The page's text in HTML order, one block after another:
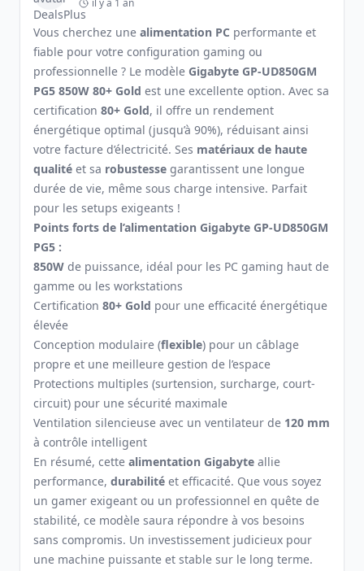
il y a 1 an
Vous cherchez une alimentation PC performante et
fiable pour votre configuration gaming ou
professionnelle ? Le modèle Gigabyte GP-UD850GM
PG5 850W 80+ Gold est une excellente option. Avec sa
certification 80+ Gold, il offre un rendement
énergétique optimal (jusqu’à 90%), réduisant ainsi
votre facture d’électricité. Ses matériaux de haute
qualité et sa robustesse garantissent une longue
durée de vie, même sous charge intensive. Parfait
pour les setups exigeants !
Points forts de l’alimentation Gigabyte GP-UD850GM
PG5 :
850W de puissance, idéal pour les PC gaming haut de
gamme ou les workstations
Certification 80+ Gold pour une efficacité énergétique
élevée
Conception modulaire (flexible) pour un câblage
propre et une meilleure gestion de l’espace
Protections multiples (surtension, surcharge, court-
circuit) pour une sécurité maximale
Ventilation silencieuse avec un ventilateur de 120 mm
à contrôle intelligent
En résumé, cette alimentation Gigabyte allie
performance, durabilité et efficacité. Que vous soyez
un gamer exigeant ou un professionnel en quête de
stabilité, ce modèle saura répondre à vos besoins
sans compromis. Un investissement judicieux pour
une machine puissante et stable sur le long terme.